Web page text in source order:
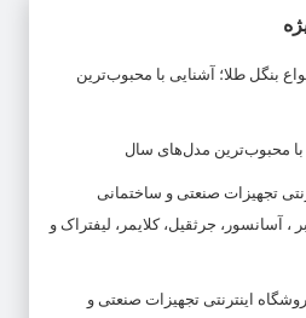
بنگل طلا؛ آشنایی با محبوب‌ترین
با محبوب‌ترین مدل‌های سال
تجهیزات صنعتی و ساختمانی
، آسانسور، جرثقیل، کلایمر، لیفتراک و
اینترنتی تجهیزات صنعتی و